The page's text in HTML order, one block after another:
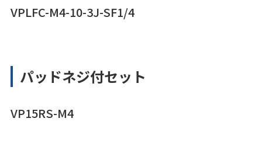
VPLFC-M4-10-3J-SF1/4
パッドネジ付セット
VP15RS-M4